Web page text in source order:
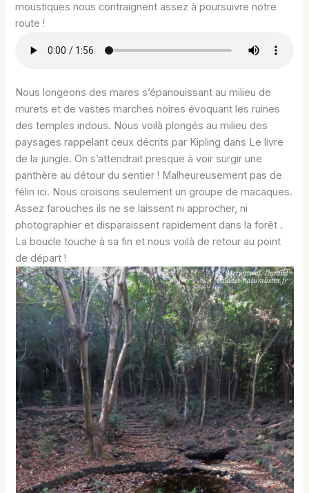
moustiques nous contraignent assez à poursuivre notre
route !
Nous longeons des mares s’épanouissant au milieu de
murets et de vastes marches noires évoquant les ruines
des temples indous. Nous voilà plongés au milieu des
paysages rappelant ceux décrits par Kipling dans Le livre
de la jungle. On s’attendrait presque à voir surgir une
panthère au détour du sentier ! Malheureusement pas de
félin ici. Nous croisons seulement un groupe de macaques.
Assez farouches ils ne se laissent ni approcher, ni
photographier et disparaissent rapidement dans la forêt .
La boucle touche à sa fin et nous voilà de retour au point
de départ !